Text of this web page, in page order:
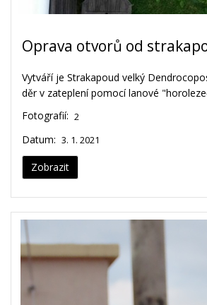
Oprava otvorů od
Vytváří je Strakapoud velký
děr v zateplení pomocí lanové
Fotografií: 2
Datum: 3. 1. 2021
Zobrazit